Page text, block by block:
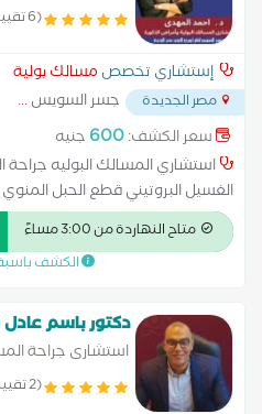
(6 تقييم)
إستشاري تخصص مسالك بولية
مصر الجديدة جسر السويس...
سعر الكشف:600 جنيه
استشاري المسالك البوليه جراحة
الغسيل البروتيني قطع الحبل
الإحليل,قطع الحبل المنوي عمليه
اسئصال الكليه عمليه دوالي
متاح النهاردة من 3:00 مساءً
الكشف
دكتور باسم عادل
استشارى جراحة
(2 تقييم)